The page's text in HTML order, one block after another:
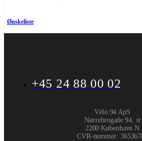
Ønskeliste
+45 24 88 00 02
Vélo 94 ApS
Nørrebrogade 94, st
2200 København N
CVR-nummer: